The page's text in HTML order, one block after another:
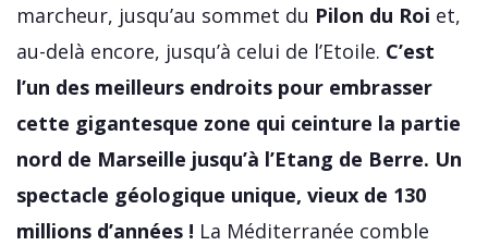
marcheur, jusqu’au sommet du Pilon du Roi et,
au-delà encore, jusqu’à celui de l’Etoile. C’est
l’un des meilleurs endroits pour embrasser
cette gigantesque zone qui ceinture la partie
nord de Marseille jusqu’à l’Etang de Berre. Un
spectacle géologique unique, vieux de 130
millions d’années ! La Méditerranée comble